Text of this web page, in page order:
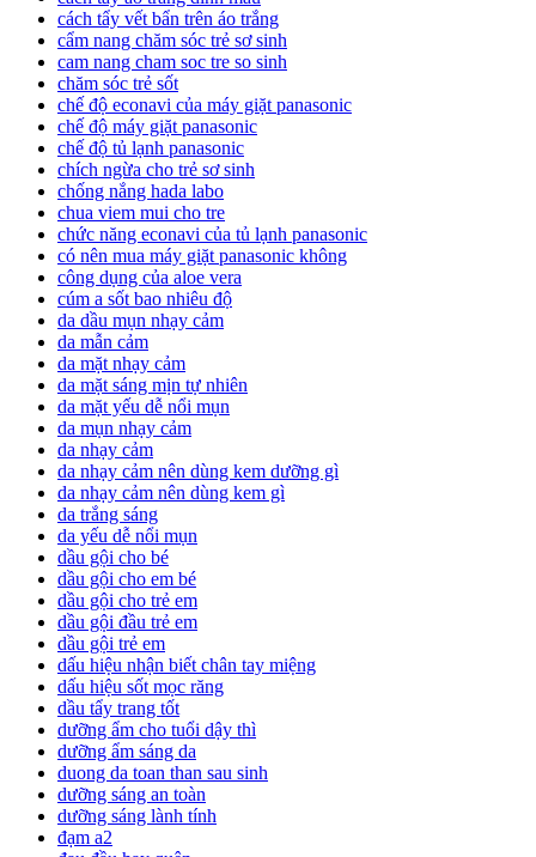
cách tẩy vết bẩn trên áo trắng
cẩm nang chăm sóc trẻ sơ sinh
cam nang cham soc tre so sinh
chăm sóc trẻ sốt
chế độ econavi của máy giặt panasonic
chế độ máy giặt panasonic
chế độ tủ lạnh panasonic
chích ngừa cho trẻ sơ sinh
chống nắng hada labo
chua viem mui cho tre
chức năng econavi của tủ lạnh panasonic
có nên mua máy giặt panasonic không
công dụng của aloe vera
cúm a sốt bao nhiêu độ
da dầu mụn nhạy cảm
da mẫn cảm
da mặt nhạy cảm
da mặt sáng mịn tự nhiên
da mặt yếu dễ nổi mụn
da mụn nhạy cảm
da nhạy cảm
da nhạy cảm nên dùng kem dưỡng gì
da nhạy cảm nên dùng kem gì
da trắng sáng
da yếu dễ nổi mụn
dầu gội cho bé
dầu gội cho em bé
dầu gội cho trẻ em
dầu gội đầu trẻ em
dầu gội trẻ em
dấu hiệu nhận biết chân tay miệng
dấu hiệu sốt mọc răng
dầu tẩy trang tốt
dưỡng ẩm cho tuổi dậy thì
dưỡng ẩm sáng da
duong da toan than sau sinh
dưỡng sáng an toàn
dưỡng sáng lành tính
đạm a2